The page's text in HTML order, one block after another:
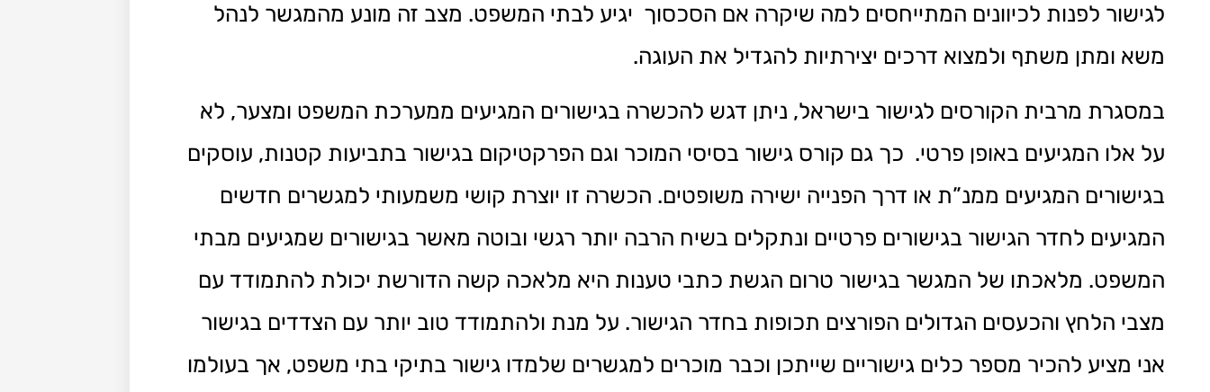
לגישור לפנות לכיוונים המתייחסים למה שיקרה אם הסכסוך יגיע לבתי המשפט. מצב זה מונע מהמגשר לנהל
משא ומתן משתף ולמצוא דרכים יצירתיות להגדיל את העוגה.
במסגרת מרבית הקורסים לגישור בישראל, ניתן דגש להכשרה בגישורים המגיעים ממערכת המשפט ומצער, לא
על אלו המגיעים באופן פרטי. כך גם קורס גישור בסיסי המוכר וגם הפרקטיקום בגישור בתביעות קטנות, עוסקים
בגישורים המגיעים ממנ”ת או דרך הפנייה ישירה משופטים. הכשרה זו יוצרת קושי משמעותי למגשרים חדשים
המגיעים לחדר הגישור בגישורים פרטיים ונתקלים בשיח הרבה יותר רגשי ובוטה מאשר בגישורים שמגיעים מבתי
המשפט. מלאכתו של המגשר בגישור טרום הגשת כתבי טענות היא מלאכה קשה הדורשת יכולת להתמודד עם
מצבי הלחץ והכעסים הגדולים הפורצים תכופות בחדר הגישור. על מנת ולהתמודד טוב יותר עם הצדדים בגישור
אני מציע להכיר מספר כלים גישוריים שייתכן וכבר מוכרים למגשרים שלמדו גישור בתיקי בתי משפט, אך בעולמו